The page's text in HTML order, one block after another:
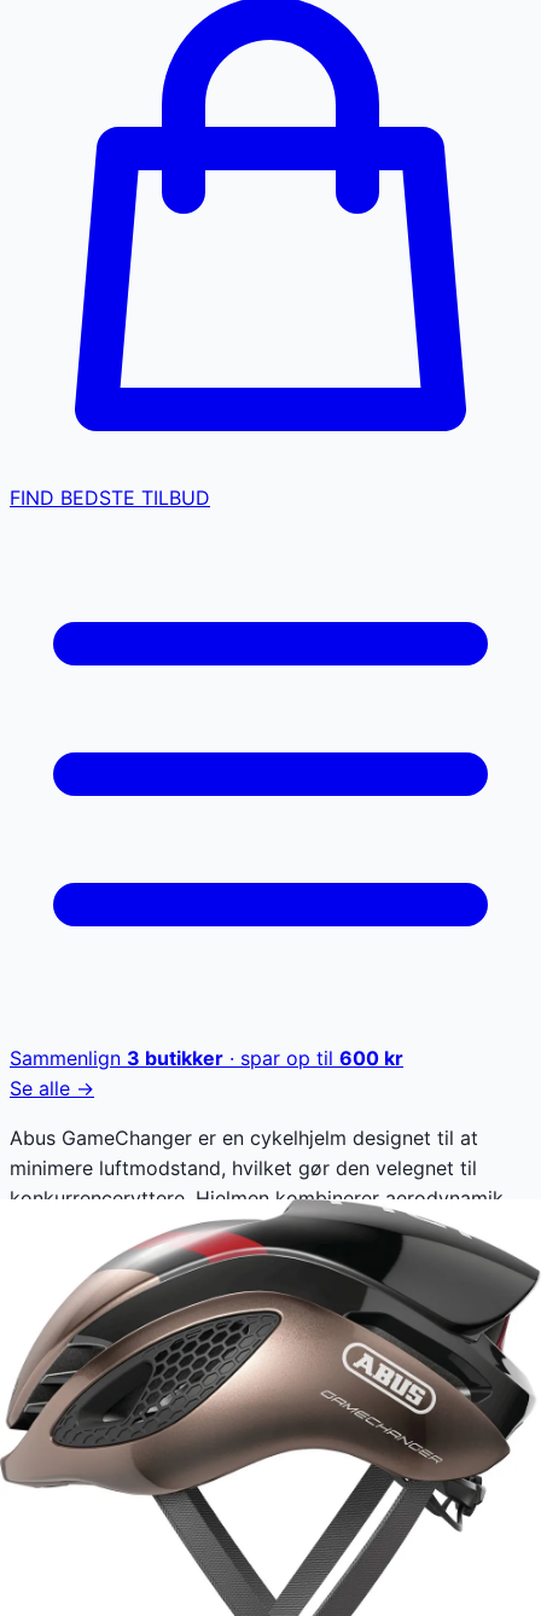
FIND BEDSTE TILBUD
Sammenlign 3 butikker · spar op til 600 kr
Se alle →
Abus GameChanger er en cykelhjelm designet til at
minimere luftmodstand, hvilket gør den velegnet til
konkurrenceryttere. Hjelmen kombinerer aerodynamik
og ventilation med et moderne design, så du får optimal
ydeevne og komfort under cykelløb eller træning. Fokus
på lav vægt og høj sikkerhed gør den ideel til
dedikerede cyklister, der ønsker at forbedre deres
præstation.
Abus GameChanger koster lige nu 1.199 kr. Den laveste
pris, der nogensinde er registreret. Vores prishistorik
bygger på 71 prisobservationer, hvor prisen har bevæget
sig mellem 1.199 kr (09. maj 2026) og 1.199 kr (09. maj
Den billigste pris lige nu er 1.199kr hos eCykelhjelm DK